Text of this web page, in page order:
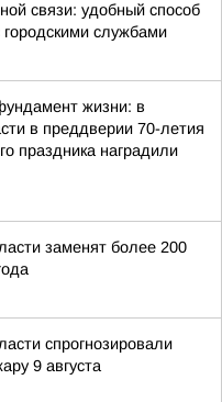
связи: удобный способ
службами
жизни: в
в преддверии 70-летия
праздника наградили
заменят более 200
спрогнозировали
9 августа